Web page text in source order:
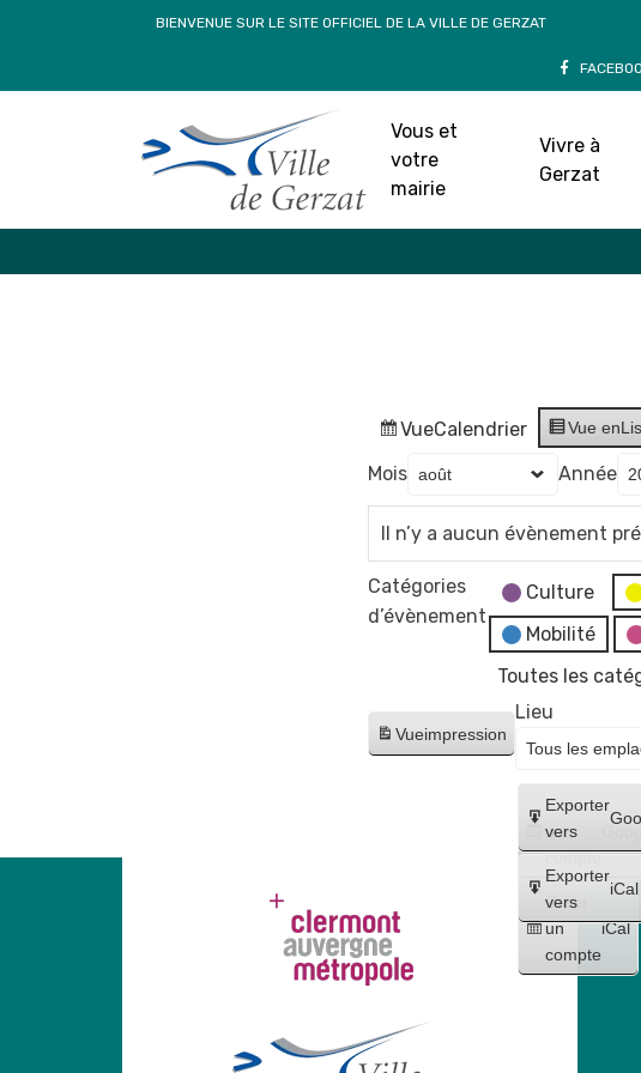
BIENVENUE SUR LE SITE OFFICIEL DE LA VILLE DE GERZAT
Vous et
votre
mairie
Vivre à
Gerzat
VueCalendrier Vue en
Mois
Année
Il n’y a aucun évènement
Catégories
d’évènement
Culture
Mobilité
Toutes les
Vueimpression
Créer
un
compte
Créer
un
compte
iCal
Exporter
vers
Exporter
vers
iCal
Lieu